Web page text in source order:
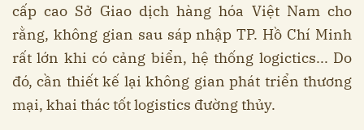
cấp cao Sở Giao dịch hàng hóa Việt Nam cho
rằng, không gian sau sáp nhập TP. Hồ Chí Minh
rất lớn khi có cảng biển, hệ thống logictics... Do
đó, cần thiết kế lại không gian phát triển thương
mại, khai thác tốt logistics đường thủy.